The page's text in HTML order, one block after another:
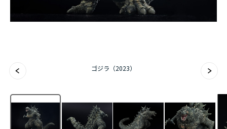
ゴジラ（2023）